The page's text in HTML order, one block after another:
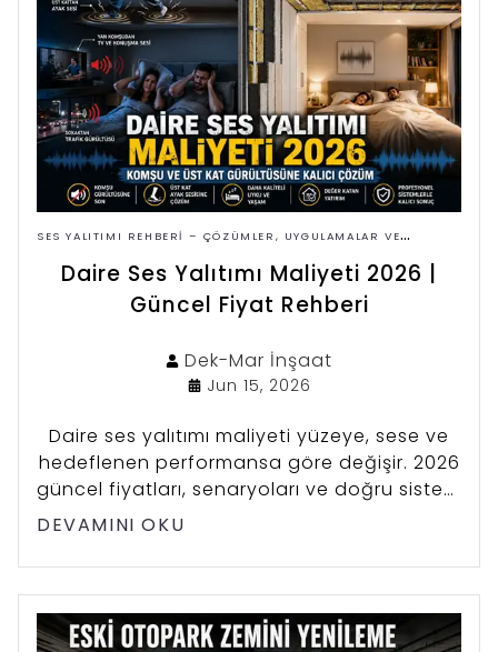
SES YALITIMI REHBERI – ÇÖZÜMLER, UYGULAMALAR VE
FIYATLAR
Daire Ses Yalıtımı Maliyeti 2026 |
Güncel Fiyat Rehberi
Dek-Mar İnşaat
Jun 15, 2026
Daire ses yalıtımı maliyeti yüzeye, sese ve
hedeflenen performansa göre değişir. 2026
güncel fiyatları, senaryoları ve doğru sistem
seçimini bu rehberde bulun.
DEVAMINI OKU